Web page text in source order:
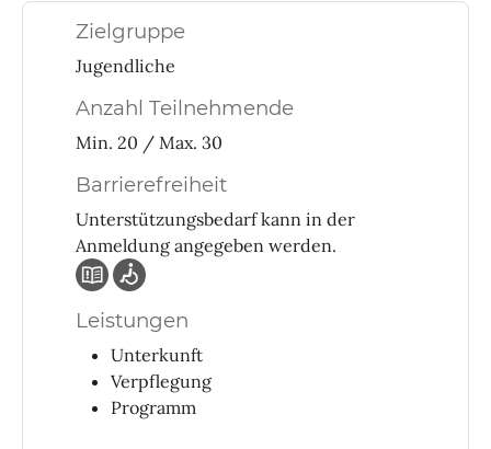
Zielgruppe
Jugendliche
Anzahl Teilnehmende
Min. 20 / Max. 30
Barrierefreiheit
Unterstützungsbedarf kann in der
Anmeldung angegeben werden.
Leistungen
Unterkunft
Verpflegung
Programm